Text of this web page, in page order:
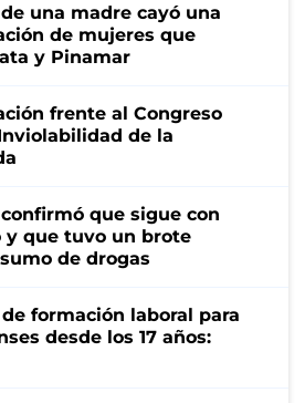
una madre cayó una
de mujeres que
y Pinamar
frente al Congreso
de la
que sigue con
y que tuvo un brote
de drogas
formación laboral para
desde los 17 años: